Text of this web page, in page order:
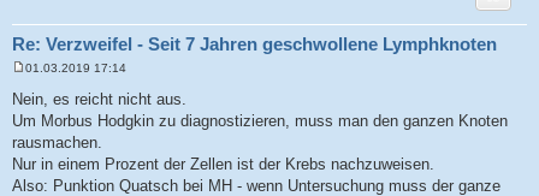
Re: Verzweifel - Seit 7 Jahren geschwollene Lymphknoten
e
i
t
a
g
01.03.2019 17:14
Nein, es reicht nicht aus.
Um Morbus Hodgkin zu diagnostizieren, muss man den ganzen Knoten
rausmachen.
Nur in einem Prozent der Zellen ist der Krebs nachzuweisen.
Also: Punktion Quatsch bei MH - wenn Untersuchung muss der ganze